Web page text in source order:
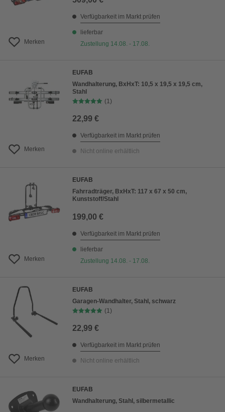
Merken
Verfügbarkeit im Markt prüfen
lieferbar
Zustellung 14.08. - 17.08.
Merken
EUFAB
Wandhalterung, BxHxT: 10,5 x 19,5 x 19,5 cm,
Stahl
(1)
22,99 €
Verfügbarkeit im Markt prüfen
Nicht online erhältlich
Merken
EUFAB
Fahrradträger, BxHxT: 117 x 67 x 50 cm,
Kunststoff/Stahl
199,00 €
Verfügbarkeit im Markt prüfen
lieferbar
Zustellung 14.08. - 17.08.
Merken
EUFAB
Garagen-Wandhalter, Stahl, schwarz
(1)
22,99 €
Verfügbarkeit im Markt prüfen
Nicht online erhältlich
EUFAB
Wandhalterung, Stahl, silbermetallic